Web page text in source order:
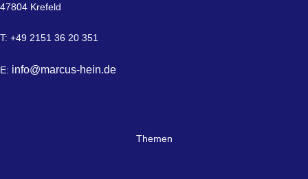
47804 Krefeld
T: +49 2151 36 20 351
E: info@marcus-hein.de
Themen